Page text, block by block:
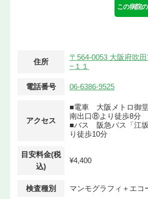
この病院
住所
〒564-0053 大阪府吹
−１１
電話番号 06-6386-9525
アクセス
■電車 大阪メトロ御
南出口⑧より徒歩8分
■バス 阪急バス「江
り徒歩10分
目安料金(税
込)
¥4,400
検査種別 マンモグラフィ＋エコ